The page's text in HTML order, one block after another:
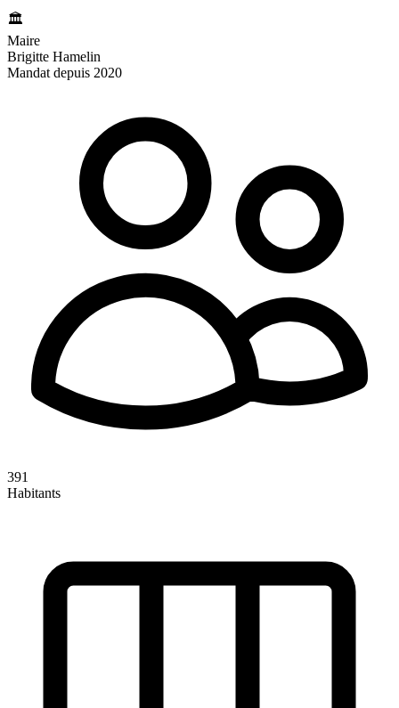
🏛️
Maire
Brigitte Hamelin
Mandat depuis 2020
391
Habitants